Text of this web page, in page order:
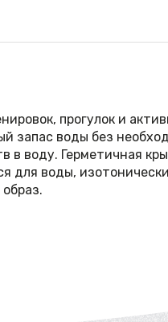
прогулок и
запас воды без
в воду. Герметичная
для воды,